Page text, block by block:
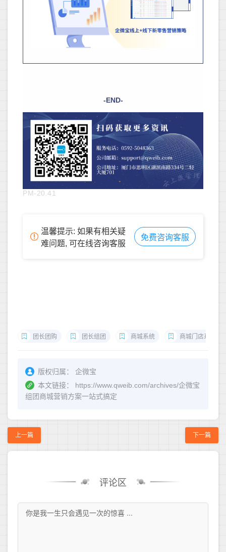
-END-
PM-20.41
温馨提示: 如果有相关疑
难问题, 可在线咨询客服
免费咨询客服
团长团购 团长组团 商城系统 商城门店系统
版权归属：
企微宝
本文链接：
https://www.qweib.com/archives/企微宝
组团商城营销方案一站式搞定
上一篇 下一篇
评论区